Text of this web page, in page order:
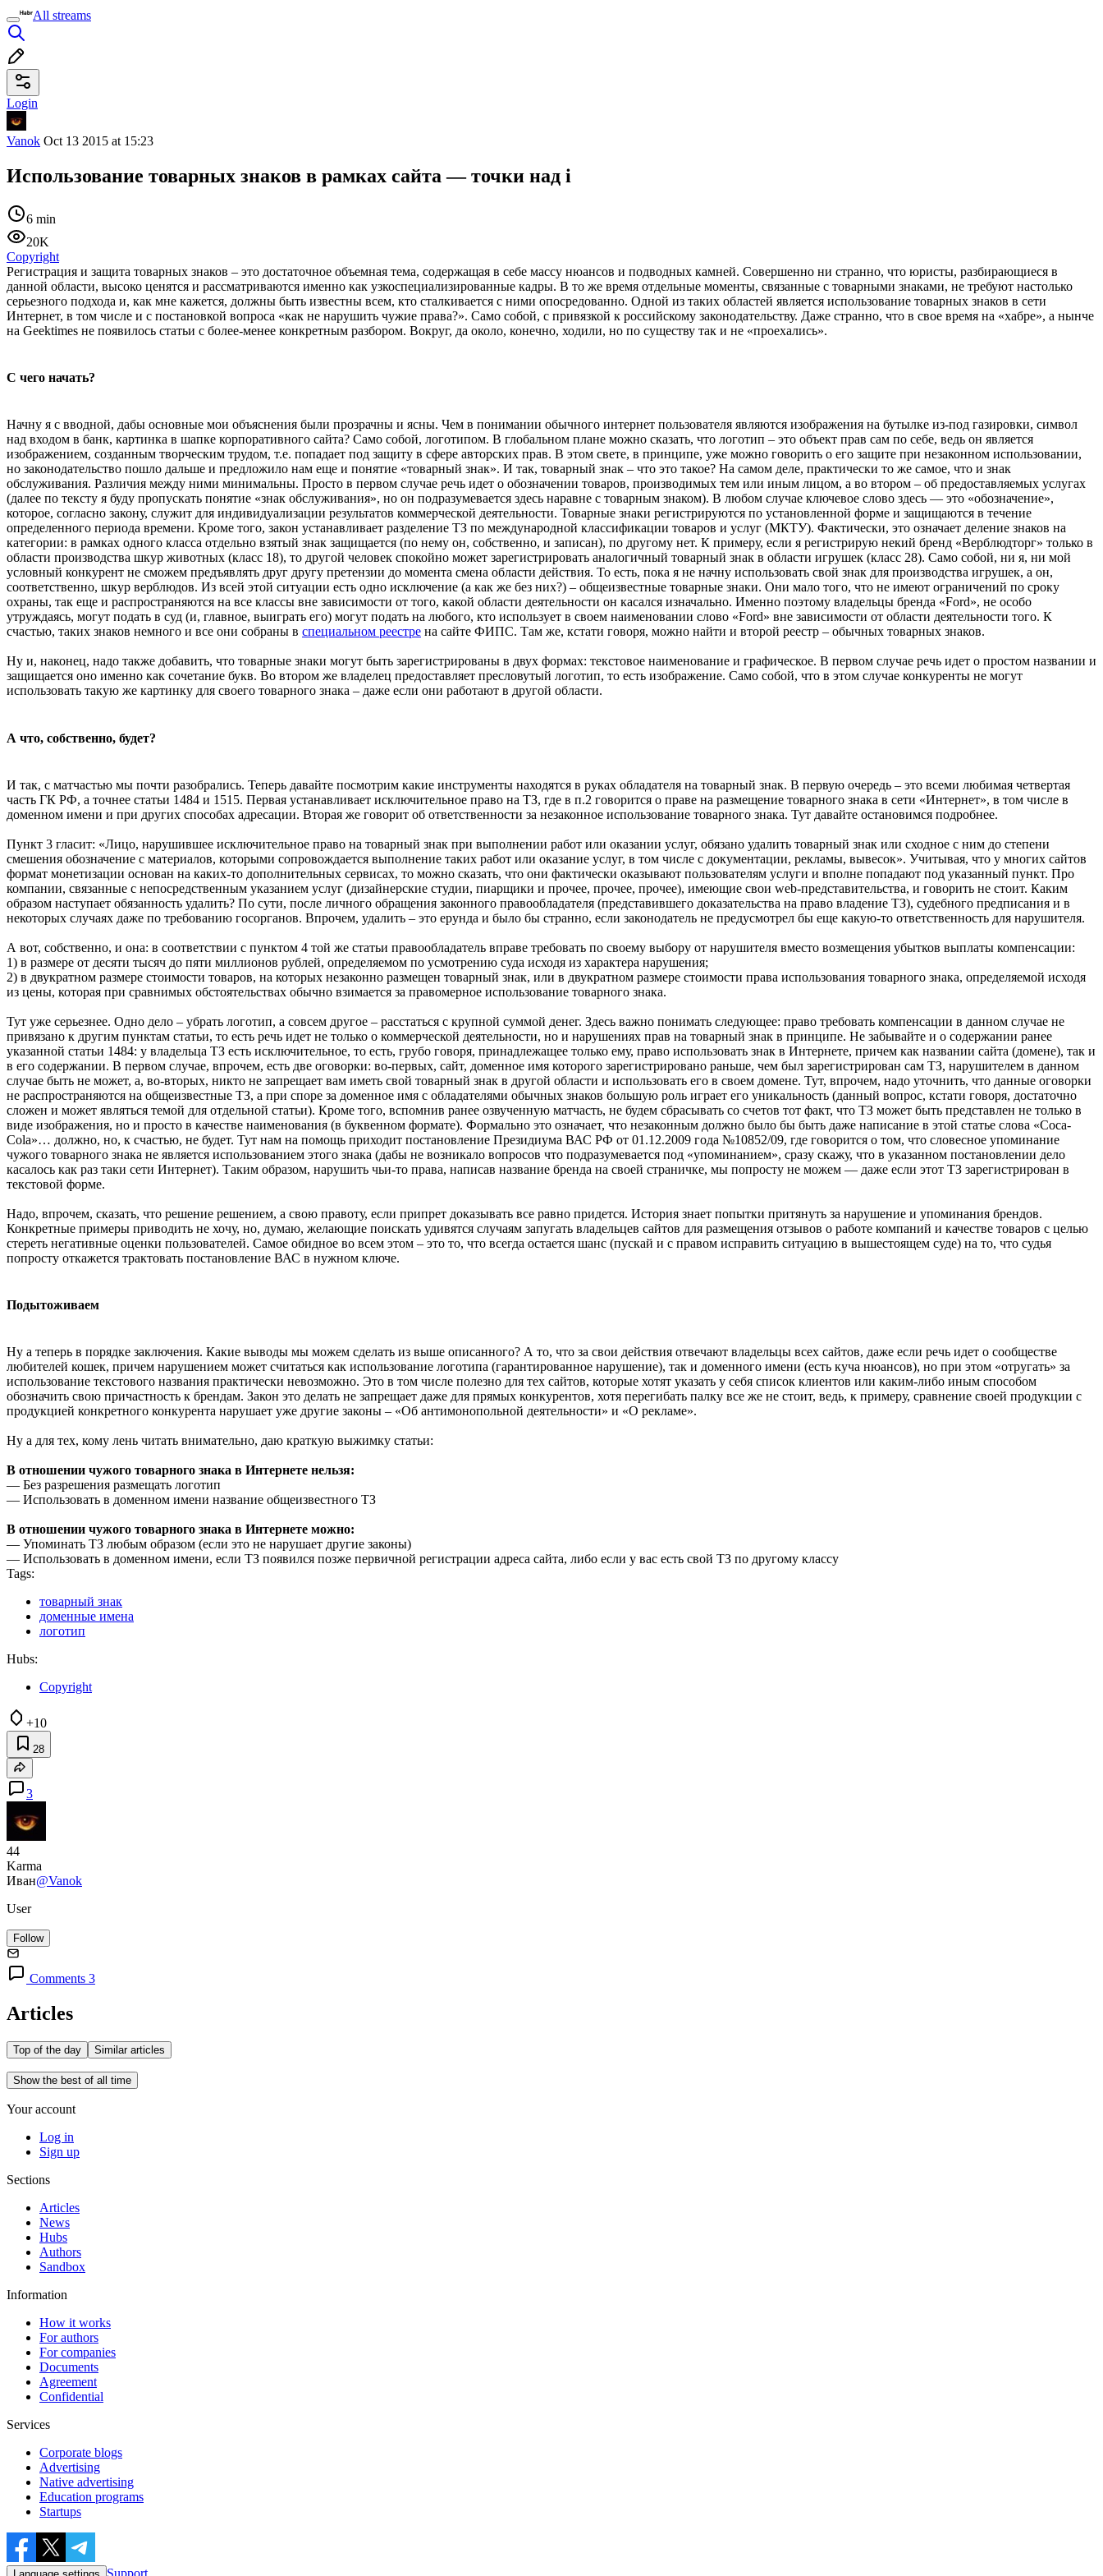
All streams
Login
Vanok Oct 13 2015 at 15:23
Использование товарных знаков в рамках сайта — точки над i
6 min
20K
Copyright
Регистрация и защита товарных знаков – это достаточное объемная тема, содержащая в себе массу нюансов и подводных камней. Совершенно ни странно, что юристы, разбирающиеся в
данной области, высоко ценятся и рассматриваются именно как узкоспециализированные кадры. В то же время отдельные моменты, связанные с товарными знаками, не требуют настолько
серьезного подхода и, как мне кажется, должны быть известны всем, кто сталкивается с ними опосредованно. Одной из таких областей является использование товарных знаков в сети
Интернет, в том числе и с постановкой вопроса «как не нарушить чужие права?». Само собой, с привязкой к российскому законодательству. Даже странно, что в свое время на «хабре», а нынче
на Geektimes не появилось статьи с более-менее конкретным разбором. Вокруг, да около, конечно, ходили, но по существу так и не «проехались».
С чего начать?
Начну я с вводной, дабы основные мои объяснения были прозрачны и ясны. Чем в понимании обычного интернет пользователя являются изображения на бутылке из-под газировки, символ
над входом в банк, картинка в шапке корпоративного сайта? Само собой, логотипом. В глобальном плане можно сказать, что логотип – это объект прав сам по себе, ведь он является
изображением, созданным творческим трудом, т.е. попадает под защиту в сфере авторских прав. В этом свете, в принципе, уже можно говорить о его защите при незаконном использовании,
но законодательство пошло дальше и предложило нам еще и понятие «товарный знак». И так, товарный знак – что это такое? На самом деле, практически то же самое, что и знак
обслуживания. Различия между ними минимальны. Просто в первом случае речь идет о обозначении товаров, производимых тем или иным лицом, а во втором – об предоставляемых услугах
(далее по тексту я буду пропускать понятие «знак обслуживания», но он подразумевается здесь наравне с товарным знаком). В любом случае ключевое слово здесь — это «обозначение»,
которое, согласно закону, служит для индивидуализации результатов коммерческой деятельности. Товарные знаки регистрируются по установленной форме и защищаются в течение
определенного периода времени. Кроме того, закон устанавливает разделение ТЗ по международной классификации товаров и услуг (МКТУ). Фактически, это означает деление знаков на
категории: в рамках одного класса отдельно взятый знак защищается (по нему он, собственно, и записан), по другому нет. К примеру, если я регистрирую некий бренд «Верблюдторг» только в
области производства шкур животных (класс 18), то другой человек спокойно может зарегистрировать аналогичный товарный знак в области игрушек (класс 28). Само собой, ни я, ни мой
условный конкурент не сможем предъявлять друг другу претензии до момента смена области действия. То есть, пока я не начну использовать свой знак для производства игрушек, а он,
соответственно, шкур верблюдов. Из всей этой ситуации есть одно исключение (а как же без них?) – общеизвестные товарные знаки. Они мало того, что не имеют ограничений по сроку
охраны, так еще и распространяются на все классы вне зависимости от того, какой области деятельности он касался изначально. Именно поэтому владельцы бренда «Ford», не особо
утруждаясь, могут подать в суд (и, главное, выиграть его) могут подать на любого, кто использует в своем наименовании слово «Ford» вне зависимости от области деятельности того. К
счастью, таких знаков немного и все они собраны в специальном реестре на сайте ФИПС. Там же, кстати говоря, можно найти и второй реестр – обычных товарных знаков.
Ну и, наконец, надо также добавить, что товарные знаки могут быть зарегистрированы в двух формах: текстовое наименование и графическое. В первом случае речь идет о простом названии и
защищается оно именно как сочетание букв. Во втором же владелец предоставляет пресловутый логотип, то есть изображение. Само собой, что в этом случае конкуренты не могут
использовать такую же картинку для своего товарного знака – даже если они работают в другой области.
А что, собственно, будет?
И так, с матчастью мы почти разобрались. Теперь давайте посмотрим какие инструменты находятся в руках обладателя на товарный знак. В первую очередь – это всеми любимая четвертая
часть ГК РФ, а точнее статьи 1484 и 1515. Первая устанавливает исключительное право на ТЗ, где в п.2 говорится о праве на размещение товарного знака в сети «Интернет», в том числе в
доменном имени и при других способах адресации. Вторая же говорит об ответственности за незаконное использование товарного знака. Тут давайте остановимся подробнее.
Пункт 3 гласит: «Лицо, нарушившее исключительное право на товарный знак при выполнении работ или оказании услуг, обязано удалить товарный знак или сходное с ним до степени
смешения обозначение с материалов, которыми сопровождается выполнение таких работ или оказание услуг, в том числе с документации, рекламы, вывесок». Учитывая, что у многих сайтов
формат монетизации основан на каких-то дополнительных сервисах, то можно сказать, что они фактически оказывают пользователям услуги и вполне попадают под указанный пункт. Про
компании, связанные с непосредственным указанием услуг (дизайнерские студии, пиарщики и прочее, прочее, прочее), имеющие свои web-представительства, и говорить не стоит. Каким
образом наступает обязанность удалить? По сути, после личного обращения законного правообладателя (представившего доказательства на право владение ТЗ), судебного предписания и в
некоторых случаях даже по требованию госорганов. Впрочем, удалить – это ерунда и было бы странно, если законодатель не предусмотрел бы еще какую-то ответственность для нарушителя.
А вот, собственно, и она: в соответствии с пунктом 4 той же статьи правообладатель вправе требовать по своему выбору от нарушителя вместо возмещения убытков выплаты компенсации:
1) в размере от десяти тысяч до пяти миллионов рублей, определяемом по усмотрению суда исходя из характера нарушения;
2) в двукратном размере стоимости товаров, на которых незаконно размещен товарный знак, или в двукратном размере стоимости права использования товарного знака, определяемой исходя
из цены, которая при сравнимых обстоятельствах обычно взимается за правомерное использование товарного знака.
Тут уже серьезнее. Одно дело – убрать логотип, а совсем другое – расстаться с крупной суммой денег. Здесь важно понимать следующее: право требовать компенсации в данном случае не
привязано к другим пунктам статьи, то есть речь идет не только о коммерческой деятельности, но и нарушениях прав на товарный знак в принципе. Не забывайте и о содержании ранее
указанной статьи 1484: у владельца ТЗ есть исключительное, то есть, грубо говоря, принадлежащее только ему, право использовать знак в Интернете, причем как названии сайта (домене), так и
в его содержании. В первом случае, впрочем, есть две оговорки: во-первых, сайт, доменное имя которого зарегистрировано раньше, чем был зарегистрирован сам ТЗ, нарушителем в данном
случае быть не может, а, во-вторых, никто не запрещает вам иметь свой товарный знак в другой области и использовать его в своем домене. Тут, впрочем, надо уточнить, что данные оговорки
не распространяются на общеизвестные ТЗ, а при споре за доменное имя с обладателями обычных знаков большую роль играет его уникальность (данный вопрос, кстати говоря, достаточно
сложен и может являться темой для отдельной статьи). Кроме того, вспомнив ранее озвученную матчасть, не будем сбрасывать со счетов тот факт, что ТЗ может быть представлен не только в
виде изображения, но и просто в качестве наименования (в буквенном формате). Формально это означает, что незаконным должно было бы быть даже написание в этой статье слова «Coca-
Cola»… должно, но, к счастью, не будет. Тут нам на помощь приходит постановление Президиума ВАС РФ от 01.12.2009 года №10852/09, где говорится о том, что словесное упоминание
чужого товарного знака не является использованием этого знака (дабы не возникало вопросов что подразумевается под «упоминанием», сразу скажу, что в указанном постановлении дело
касалось как раз таки сети Интернет). Таким образом, нарушить чьи-то права, написав название бренда на своей страничке, мы попросту не можем — даже если этот ТЗ зарегистрирован в
текстовой форме.
Надо, впрочем, сказать, что решение решением, а свою правоту, если припрет доказывать все равно придется. История знает попытки притянуть за нарушение и упоминания брендов.
Конкретные примеры приводить не хочу, но, думаю, желающие поискать удивятся случаям запугать владельцев сайтов для размещения отзывов о работе компаний и качестве товаров с целью
стереть негативные оценки пользователей. Самое обидное во всем этом – это то, что всегда остается шанс (пускай и с правом исправить ситуацию в вышестоящем суде) на то, что судья
попросту откажется трактовать постановление ВАС в нужном ключе.
Подытоживаем
Ну а теперь в порядке заключения. Какие выводы мы можем сделать из выше описанного? А то, что за свои действия отвечают владельцы всех сайтов, даже если речь идет о сообществе
любителей кошек, причем нарушением может считаться как использование логотипа (гарантированное нарушение), так и доменного имени (есть куча нюансов), но при этом «отругать» за
использование текстового названия практически невозможно. Это в том числе полезно для тех сайтов, которые хотят указать у себя список клиентов или каким-либо иным способом
обозначить свою причастность к брендам. Закон это делать не запрещает даже для прямых конкурентов, хотя перегибать палку все же не стоит, ведь, к примеру, сравнение своей продукции с
продукцией конкретного конкурента нарушает уже другие законы – «Об антимонопольной деятельности» и «О рекламе».
Ну а для тех, кому лень читать внимательно, даю краткую выжимку статьи:
В отношении чужого товарного знака в Интернете нельзя:
— Без разрешения размещать логотип
— Использовать в доменном имени название общеизвестного ТЗ
В отношении чужого товарного знака в Интернете можно:
— Упоминать ТЗ любым образом (если это не нарушает другие законы)
— Использовать в доменном имени, если ТЗ появился позже первичной регистрации адреса сайта, либо если у вас есть свой ТЗ по другому классу
Tags:
товарный знак
доменные имена
логотип
Hubs:
Copyright
+10
28
3
44
Karma
Иван@Vanok
User
Follow
Comments 3
Articles
Top of the day Similar articles
Show the best of all time
Your account
Log in
Sign up
Sections
Articles
News
Hubs
Authors
Sandbox
Information
How it works
For authors
For companies
Documents
Agreement
Confidential
Services
Corporate blogs
Advertising
Native advertising
Education programs
Startups